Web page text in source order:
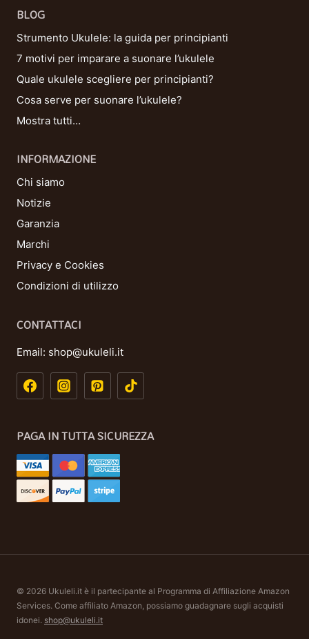
BLOG
Strumento Ukulele: la guida per principianti
7 motivi per imparare a suonare l’ukulele
Quale ukulele scegliere per principianti?
Cosa serve per suonare l’ukulele?
Mostra tutti…
INFORMAZIONE
Chi siamo
Notizie
Garanzia
Marchi
Privacy e Cookies
Condizioni di utilizzo
CONTATTACI
Email: shop@ukuleli.it
PAGA IN TUTTA SICUREZZA
© 2026 Ukuleli.it è il partecipante al Programma di Affiliazione Amazon
Services. Come affiliato Amazon, possiamo guadagnare sugli acquisti
idonei. shop@ukuleli.it